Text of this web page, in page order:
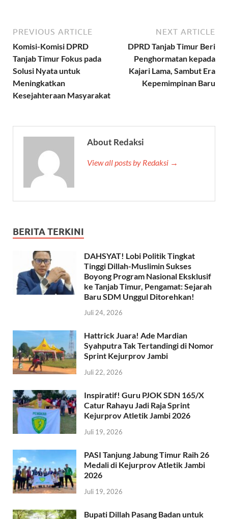
PREVIOUS ARTICLE
Komisi-Komisi DPRD
Tanjab Timur Fokus pada
Solusi Nyata untuk
Meningkatkan
Kesejahteraan Masyarakat
NEXT ARTICLE
DPRD Tanjab Timur Beri
Penghormatan kepada
Kajari Lama, Sambut Era
Kepemimpinan Baru
About Redaksi
View all posts by Redaksi →
BERITA TERKINI
DAHSYAT! Lobi Politik Tingkat
Tinggi Dillah-Muslimin Sukses
Boyong Program Nasional Eksklusif
ke Tanjab Timur, Pengamat: Sejarah
Baru SDM Unggul Ditorehkan!
Juli 24, 2026
Hattrick Juara! Ade Mardian
Syahputra Tak Tertandingi di Nomor
Sprint Kejurprov Jambi
Juli 22, 2026
Inspiratif! Guru PJOK SDN 165/X
Catur Rahayu Jadi Raja Sprint
Kejurprov Atletik Jambi 2026
Juli 19, 2026
PASI Tanjung Jabung Timur Raih 26
Medali di Kejurprov Atletik Jambi
2026
Juli 19, 2026
Bupati Dillah Pasang Badan untuk